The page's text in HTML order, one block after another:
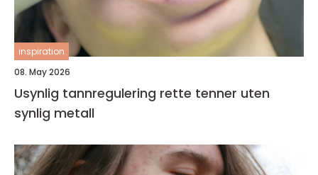
inspiration
08. May 2026
Usynlig tannregulering rette tenner uten
synlig metall